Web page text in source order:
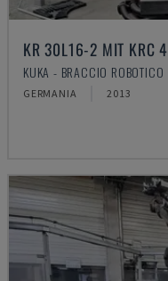
KR 30L16-2 MIT KRC 4
KUKA - BRACCIO ROBOTICO
GERMANIA 2013